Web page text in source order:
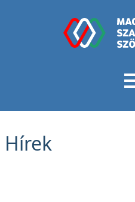
Hírek